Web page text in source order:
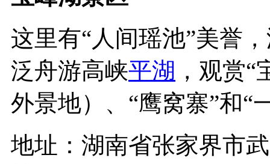
这里有“人间瑶池”美誉
泛舟游高峡平湖 ，观赏
外景地）、“鹰窝寨”和“
地址：湖南省张家界市